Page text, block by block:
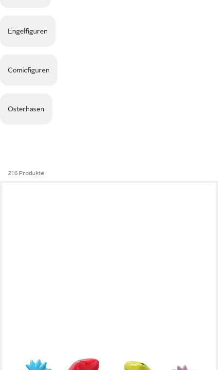
Engelfiguren
Comicfiguren
Osterhasen
216 Produkte
rot/grün 2er Set